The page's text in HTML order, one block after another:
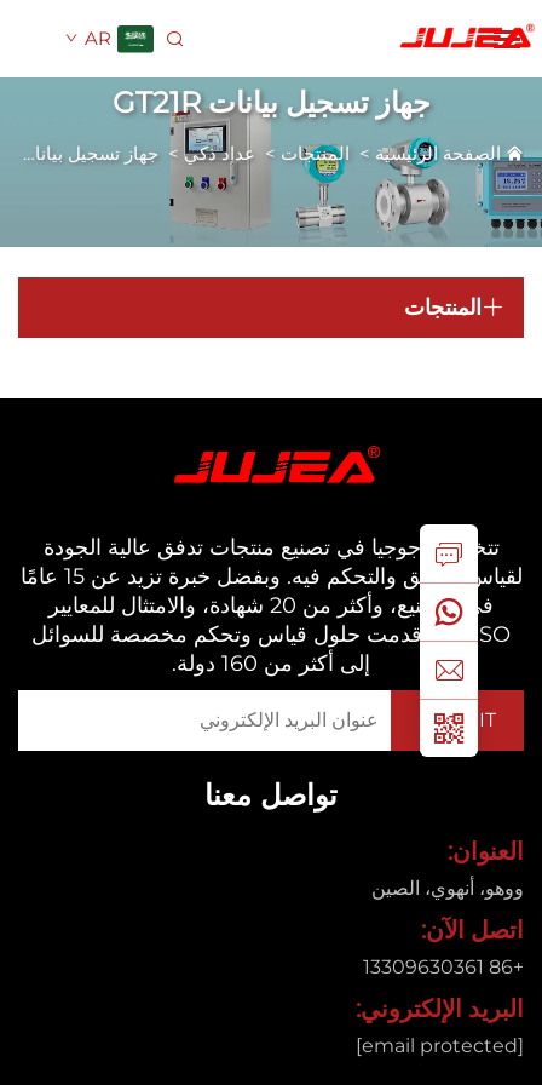
AR
جهاز تسجيل بيانات GT21R
الرئيسية>المنتجات>عداد ذكي>جهاز تسجيل بيانات GT21R
المنتجات
جوجيا في تصنيع منتجات تدفق عالية الجودة
لقياس التدفق والتحكم فيه. وبفضل خبرة تزيد عن 15 عامًا
في التصنيع، وأكثر من 20 شهادة، والامتثال للمعايير
CE/ISO، قدمت حلول قياس وتحكم مخصصة للسوائل
إلى أكثر من 160 دولة.
تواصل معنا
أنهوي، الصين
الآن:
الإلكتروني: